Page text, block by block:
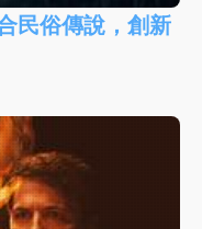
民俗傳說，創新